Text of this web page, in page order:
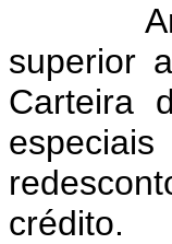
superior
Carteira
crédito.